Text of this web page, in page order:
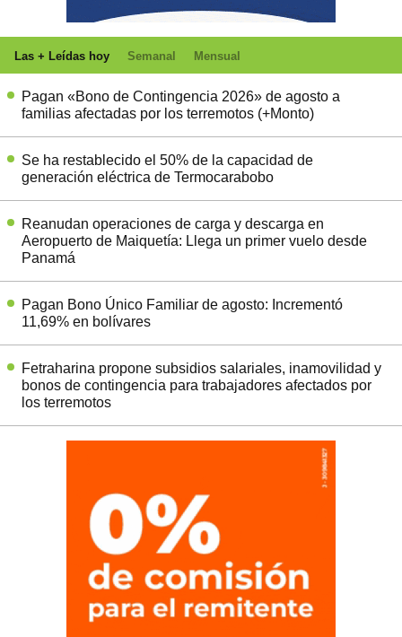
Las + Leídas hoy Semanal Mensual
Pagan «Bono de Contingencia 2026» de agosto a
familias afectadas por los terremotos (+Monto)
Se ha restablecido el 50% de la capacidad de
generación eléctrica de Termocarabobo
Reanudan operaciones de carga y descarga en
Aeropuerto de Maiquetía: Llega un primer vuelo desde
Panamá
Pagan Bono Único Familiar de agosto: Incrementó
11,69% en bolívares
Fetraharina propone subsidios salariales, inamovilidad y
bonos de contingencia para trabajadores afectados por
los terremotos